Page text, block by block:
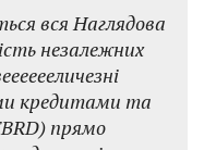
вся Наглядова
незалежних
кредитами та
прямо